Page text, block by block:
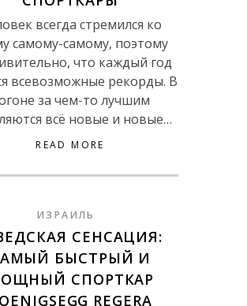
всегда стремился ко
самому-самому, поэтому
что каждый год
всевозможные рекорды. В
за чем-то лучшим
всё новые и новые…
READ MORE
ИЗРАИЛЬ
СЕНСАЦИЯ:
БЫСТРЫЙ И
СПОРТКАР
REGERA